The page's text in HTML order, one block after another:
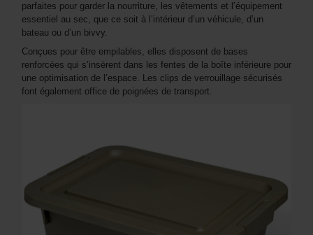
parfaites pour garder la nourriture, les vêtements et l’équipement
essentiel au sec, que ce soit à l’intérieur d’un véhicule, d’un
bateau ou d’un bivvy.
Conçues pour être empilables, elles disposent de bases
renforcées qui s’insèrent dans les fentes de la boîte inférieure pour
une optimisation de l’espace. Les clips de verrouillage sécurisés
font également office de poignées de transport.